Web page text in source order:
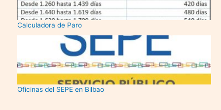
Calculadora de Paro
Oficinas del SEPE en Bilbao